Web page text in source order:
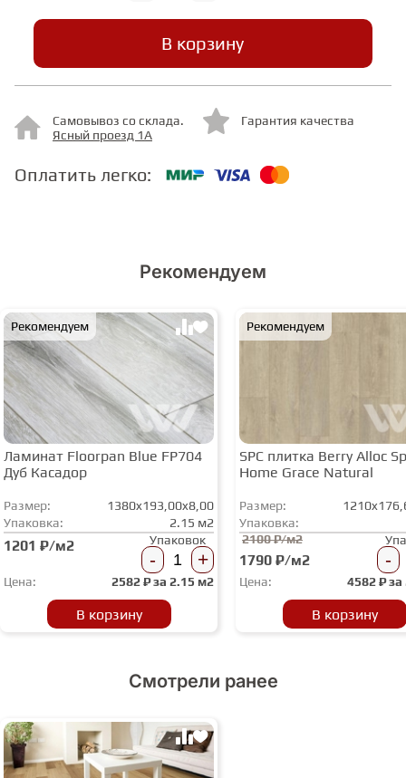
ФАНЕРА
МИНЕРАЛЬНО-КАМЕННЫЙ
ЛАМИНАТ MSPC
В корзину
Самовывоз со склада.
Ясный проезд 1А
Гарантия качества
Оплатить легко:
Рекомендуем
Рекомендуем
Ламинат Floorpan Blue FP704
Дуб Касадор
Размер:
1380x193,00x8,00
Упаковка:
2.15 м2
1201 ₽/м2 Упаковок
- +
Цена: 2582₽ за 2.15 м2
В корзину
Рекомендуем
SPC плитка Berry Alloc
Home Grace Natural
Размер:
Упаковка:
2100 ₽/м2
1790 ₽/м2 -
Цена: 4582₽ за
В корзину
Смотрели ранее